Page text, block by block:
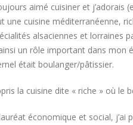
aimé cuisiner et j’adorais
une cuisine méditerranéenne,
alsaciennes et lorraines
un rôle important dans mon
était boulanger/pâtissier.
la cuisine dite « riche » où
économique et social, j’ai